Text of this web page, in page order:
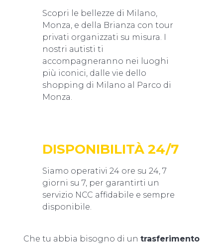
Scopri le bellezze di Milano,
Monza, e della Brianza con tour
privati organizzati su misura. I
nostri autisti ti
accompagneranno nei luoghi
più iconici, dalle vie dello
shopping di Milano al Parco di
Monza.
DISPONIBILITÀ 24/7
Siamo operativi 24 ore su 24, 7
giorni su 7, per garantirti un
servizio NCC affidabile e sempre
disponibile.
Che tu abbia bisogno di un trasferimento